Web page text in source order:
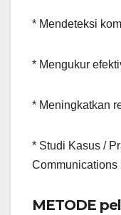
* Mendeteksi
* Mengukur
* Meningkatkan
* Studi Kasus /
Communications
METODE